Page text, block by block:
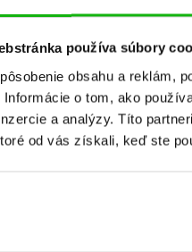
používa súbory
obsahu a reklám,
Informácie o tom, ako
a analýzy. Títo
od vás získali, keď ste